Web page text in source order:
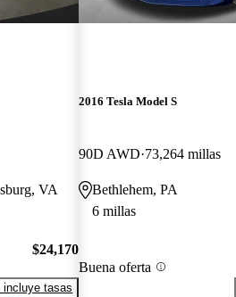
VA
$24,170
incluye tasas
2016 Tesla Model S
90D AWD 73,264 millas
Bethlehem, PA
6 millas
Buena oferta